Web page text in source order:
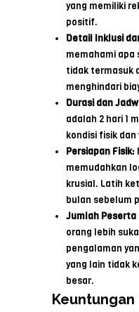
yang memiliki
positif.
Detail Inklusi
memahami apa
tidak termasuk
menghindari
Durasi dan
adalah 2 hari 1
kondisi fisik dan
Persiapan Fisik:
memudahkan
krusial. Latih
bulan sebelum
Jumlah Peserta
orang lebih
pengalaman
yang lain tidak
besar.
Keuntungan